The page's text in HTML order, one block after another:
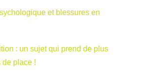
et blessures en
: un sujet qui prend de plus
de place !